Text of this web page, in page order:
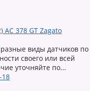
AC 378 GT Zagato
виды датчиков по
своего или всей
уточняйте по...
18